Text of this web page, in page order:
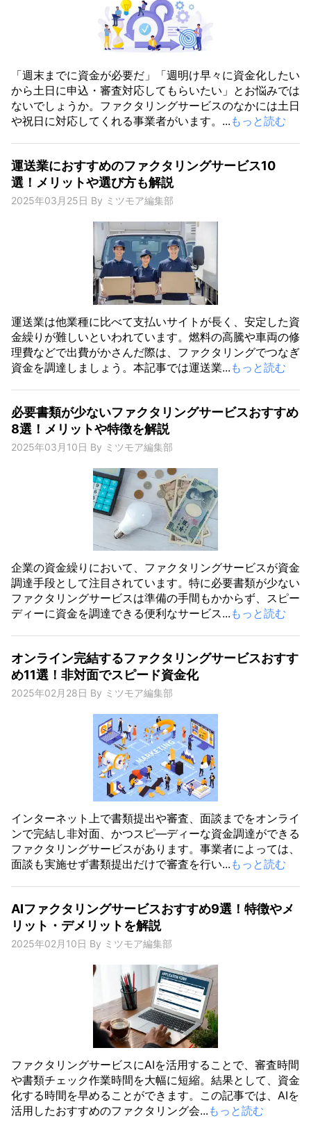
「週末までに資金が必要だ」「週明け早々に資金化したい
から土日に申込・審査対応してもらいたい」とお悩みでは
ないでしょうか。ファクタリングサービスのなかには土日
や祝日に対応してくれる事業者がいます。... もっと読む
運送業におすすめのファクタリングサービス10
選！メリットや選び方も解説
2025年03月25日 By ミツモア編集部
運送業は他業種に比べて支払いサイトが長く、安定した資
金繰りが難しいといわれています。燃料の高騰や車両の修
理費などで出費がかさんだ際は、ファクタリングでつなぎ
資金を調達しましょう。本記事では運送業... もっと読む
必要書類が少ないファクタリングサービスおすすめ
8選！メリットや特徴を解説
2025年03月10日 By ミツモア編集部
企業の資金繰りにおいて、ファクタリングサービスが資金
調達手段として注目されています。特に必要書類が少ない
ファクタリングサービスは準備の手間もかからず、スピー
ディーに資金を調達できる便利なサービス... もっと読む
オンライン完結するファクタリングサービスおすす
め11選！非対面でスピード資金化
2025年02月28日 By ミツモア編集部
インターネット上で書類提出や審査、面談までをオンライ
ンで完結し非対面、かつスピ―ディーな資金調達ができる
ファクタリングサービスがあります。事業者によっては、
面談も実施せず書類提出だけで審査を行い... もっと読む
AIファクタリングサービスおすすめ9選！特徴やメ
リット・デメリットを解説
2025年02月10日 By ミツモア編集部
ファクタリングサービスにAIを活用することで、審査時間
や書類チェック作業時間を大幅に短縮。結果として、資金
化する時間を早めることができます。この記事では、AIを
活用したおすすめのファクタリング会... もっと読む